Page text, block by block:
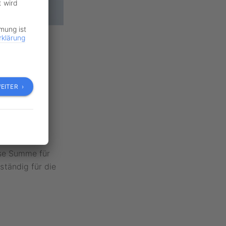
Laut
Summe für
für die
wird
ist
›